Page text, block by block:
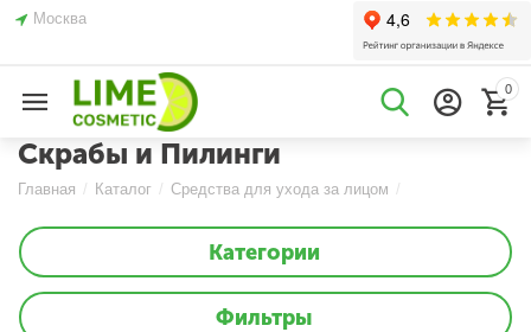
Москва
0
Скрабы и Пилинги
Главная / Каталог / Средства для ухода за лицом /
Категории
Фильтры